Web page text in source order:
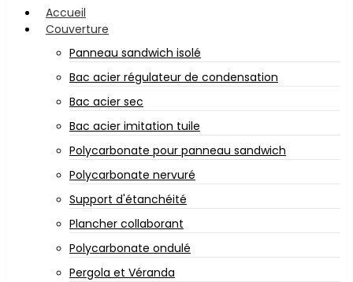
Accueil
Couverture
Panneau sandwich isolé
Bac acier régulateur de condensation
Bac acier sec
Bac acier imitation tuile
Polycarbonate pour panneau sandwich
Polycarbonate nervuré
Support d'étanchéité
Plancher collaborant
Polycarbonate ondulé
Pergola et Véranda